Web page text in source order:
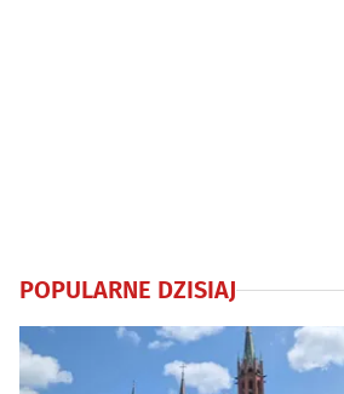
POPULARNE DZISIAJ